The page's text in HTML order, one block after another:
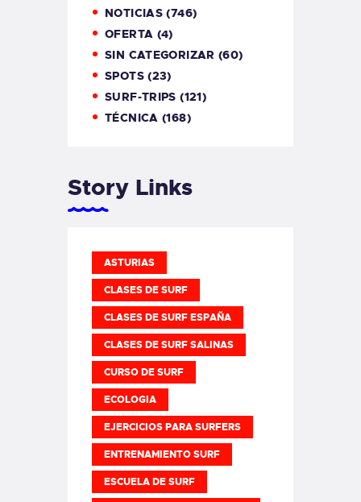
NOTICIAS (746)
OFERTA (4)
SIN CATEGORIZAR (60)
SPOTS(23)
SURF-TRIPS (121)
TÉCNICA (168)
Story Links
ASTURIAS
CLASES DE SURF
CLASES DE SURF ESPAÑA
CLASES DE SURF SALINAS
CURSO DE SURF
ECOLOGIA
EJERCICIOS PARA SURFERS
ENTRENAMIENTO SURF
ESCUELA DE SURF